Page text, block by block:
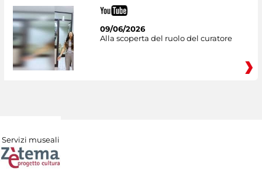
09/06/2026
Alla scoperta del ruolo del curatore
Servizi museali